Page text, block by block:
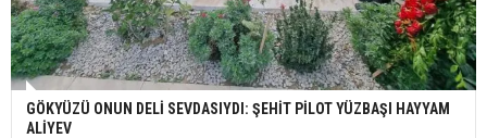
GÖKYÜZÜ ONUN DELİ SEVDASIYDI: ŞEHİT PİLOT YÜZBAŞI HAYYAM
ALİYEV